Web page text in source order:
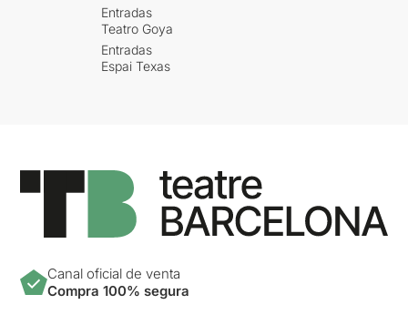
Entradas
Teatro Goya
Entradas
Espai Texas
Canal oficial de venta
Compra 100% segura